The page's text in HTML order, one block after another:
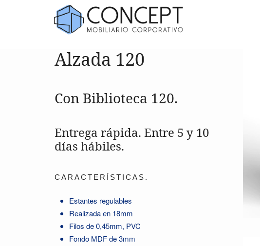
Alzada 120
Con Biblioteca 120.
Entrega rápida. Entre 5 y 10
días hábiles.
CARACTERÍSTICAS.
Estantes regulables
Realizada en 18mm
Filos de 0,45mm, PVC
Fondo MDF de 3mm